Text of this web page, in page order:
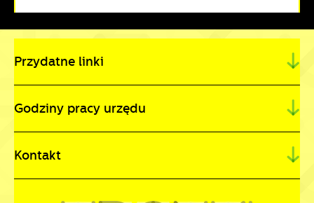
Przydatne linki
Godziny pracy urzędu
Kontakt